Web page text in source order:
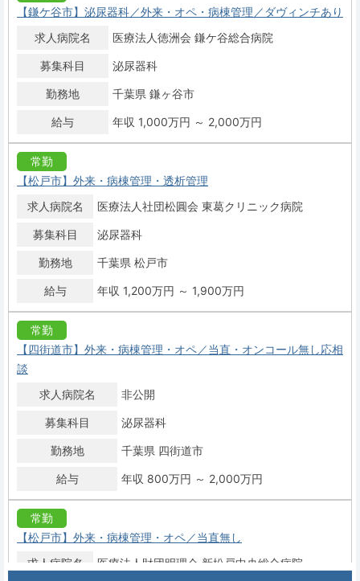
【鎌ケ谷市】泌尿器科／外来・オペ・病棟管理／ダヴィンチあり
求人病院名
医療法人徳洲会 鎌ケ谷総合病院
募集科目 泌尿器科
勤務地 千葉県 鎌ヶ谷市
給与 年収 1,000万円 ～ 2,000万円
常勤
【松戸市】外来・病棟管理・透析管理
求人病院名
医療法人社団松圓会 東葛クリニック病院
募集科目 泌尿器科
勤務地 千葉県 松戸市
給与 年収 1,200万円 ～ 1,900万円
常勤
【四街道市】外来・病棟管理・オペ／当直・オンコール無し応相
談
求人病院名
非公開
募集科目 泌尿器科
勤務地 千葉県 四街道市
給与 年収 800万円 ～ 2,000万円
常勤
【松戸市】外来・病棟管理・オペ／当直無し
求人病院名
医療法人財団明理会 新松戸中央総合病院